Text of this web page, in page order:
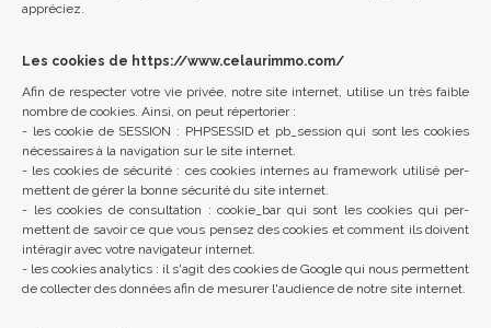
appréciez.
Les cookies de https://www.celaurimmo.com/
Afin de re­specter votre vie privée, notre site in­ter­net, util­ise un très faible
nombre de cook­ies. Ainsi, on peut réper­tor­ier :
- les cookie de SES­SION : PHPSESSID et pb_ses­sion qui sont les cook­ies
néces­saires à la nav­ig­a­tion sur le site in­ter­net.
- les cook­ies de sécurité : ces cook­ies in­ternes au frame­work utilisé per­
mettent de gérer la bonne sécurité du site in­ter­net.
- les cook­ies de con­sulta­tion : cook­ie_bar qui sont les cook­ies qui per­
mettent de sa­voir ce que vous pensez des cook­ies et com­ment ils doivent
intéragir avec votre nav­ig­ateur in­ter­net.
- les cook­ies ana­lyt­ics : il s'agit des cook­ies de Google qui nous per­mettent
de col­lecter des données afin de mesurer l'audi­ence de notre site in­ter­net.